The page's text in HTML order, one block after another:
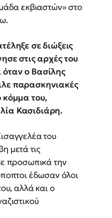
εκβιαστών» στο
σε διώξεις
στις αρχές του
ο Βασίλης
παρασκηνιακές
κόμμα του,
Κασιδιάρη.
του
μετά τις
προσωπικά την
έδωσαν όλοι
αλλά και ο